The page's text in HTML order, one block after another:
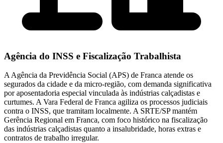
Agência do INSS e Fiscalização Trabalhista
A Agência da Previdência Social (APS) de Franca atende os
segurados da cidade e da micro-região, com demanda significativa
por aposentadoria especial vinculada às indústrias calçadistas e
curtumes. A Vara Federal de Franca agiliza os processos judiciais
contra o INSS, que tramitam localmente. A SRTE/SP mantém
Gerência Regional em Franca, com foco histórico na fiscalização
das indústrias calçadistas quanto a insalubridade, horas extras e
contratos de trabalho irregular.